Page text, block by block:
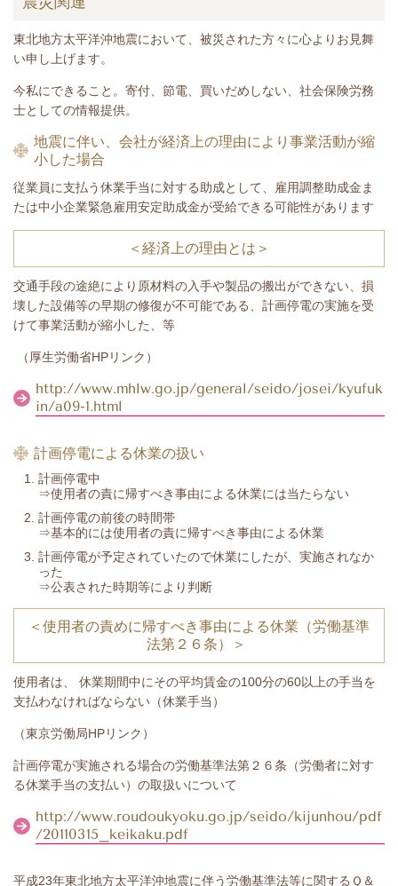
東北地方太平洋沖地震において、被災された方々に心よりお見舞
い申し上げます。
今私にできること。寄付、節電、買いだめしない、社会保険労務
士としての情報提供。
地震に伴い、会社が経済上の理由により事業活動が縮
小した場合
従業員に支払う休業手当に対する助成として、雇用調整助成金ま
たは中小企業緊急雇用安定助成金が受給できる可能性があります
＜経済上の理由とは＞
交通手段の途絶により原材料の入手や製品の搬出ができない、損
壊した設備等の早期の修復が不可能である、計画停電の実施を受
けて事業活動が縮小した、等
（厚生労働省HPリンク）
http://www.mhlw.go.jp/general/seido/josei/kyufuk
in/a09-1.html
計画停電による休業の扱い
計画停電中
⇒使用者の責に帰すべき事由による休業には当たらない
計画停電の前後の時間帯
⇒基本的には使用者の責に帰すべき事由による休業
計画停電が予定されていたので休業にしたが、実施されなか
った
⇒公表された時期等により判断
＜使用者の責めに帰すべき事由による休業（労働基準
法第２６条）＞
使用者は、 休業期間中にその平均賃金の100分の60以上の手当を
支払わなければならない（休業手当）
（東京労働局HPリンク）
計画停電が実施される場合の労働基準法第２６条（労働者に対す
る休業手当の支払い）の取扱いについて
http://www.roudoukyoku.go.jp/seido/kijunhou/pdf
/20110315_keikaku.pdf
平成23年東北地方太平洋沖地震に伴う労働基準法等に関するＱ＆